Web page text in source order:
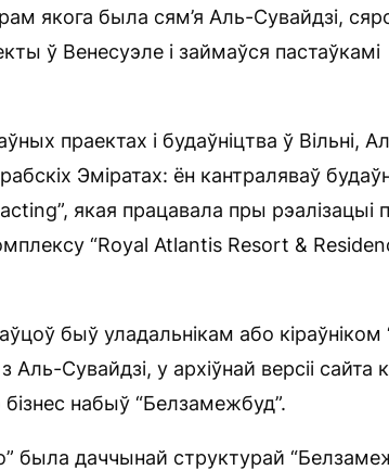
якога была сям’я Аль-Сувайдзі,
ў Венесуэле і займаўся пастаўкамі
праектах і будаўніцтва ў Вільні,
Эміратах: ён кантраляваў
якая працавала пры рэалізацыі
“Royal Atlantis Resort &
быў уладальнікам або кіраўніком
Сувайдзі, у архіўнай версіі сайта
набыў “Белзамежбуд”.
была даччынай структурай